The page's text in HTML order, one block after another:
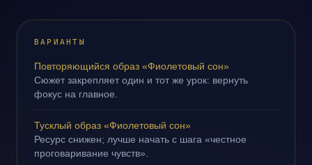
ВАРИАНТЫ
Повторяющийся образ «Фиолетовый сон»
Сюжет закрепляет один и тот же урок: вернуть
фокус на главное.
Тусклый образ «Фиолетовый сон»
Ресурс снижен; лучше начать с шага «честное
проговаривание чувств».